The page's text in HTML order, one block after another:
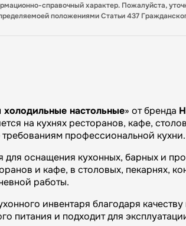
справочный характер. Пожалуйста,
положениями Статьи 437
настольные» от бренда
на кухнях ресторанов, кафе,
требованиям профессиональной кухни.
для оснащения кухонных, барных и
и кафе, в столовых, пекарнях,
работы.
инвентаря благодаря
питания и подходит для